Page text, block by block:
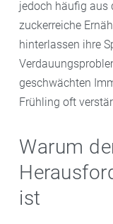
jedoch häufig aus
zuckerreiche
hinterlassen ihre
geschwächten
Frühling oft
Warum
ist